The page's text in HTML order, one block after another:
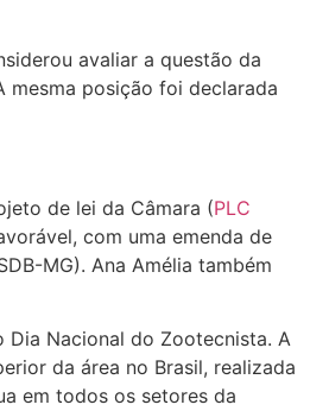
avaliar a questão da
mesma posição foi declarada
de lei da Câmara (PLC
com uma emenda de
MG). Ana Amélia também
Dia Nacional do Zootecnista. A
da área no Brasil, realizada
em todos os setores da